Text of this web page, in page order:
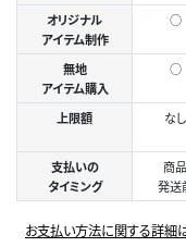
オリジナル
アイテム制作
○
無地
アイテム購入
○
上限額 なし
支払いの
タイミング
商品
発送
お支払い方法に関する詳細は